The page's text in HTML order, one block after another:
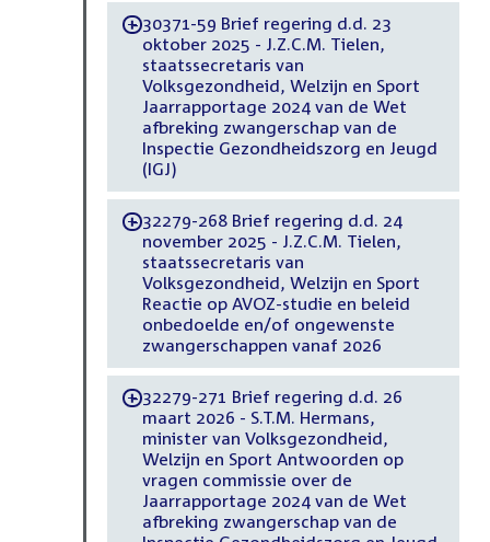
-30371-59 Brief regering d.d. 23
oktober 2025 - J.Z.C.M. Tielen,
staatssecretaris van
Volksgezondheid, Welzijn en Sport
Jaarrapportage 2024 van de Wet
afbreking zwangerschap van de
Inspectie Gezondheidszorg en Jeugd
(IGJ)
-32279-268 Brief regering d.d. 24
november 2025 - J.Z.C.M. Tielen,
staatssecretaris van
Volksgezondheid, Welzijn en Sport
Reactie op AVOZ-studie en beleid
onbedoelde en/of ongewenste
zwangerschappen vanaf 2026
-32279-271 Brief regering d.d. 26
maart 2026 - S.T.M. Hermans,
minister van Volksgezondheid,
Welzijn en Sport Antwoorden op
vragen commissie over de
Jaarrapportage 2024 van de Wet
afbreking zwangerschap van de